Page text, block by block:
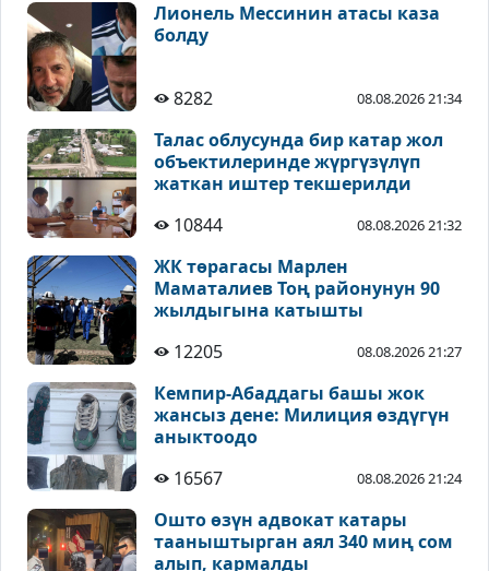
Лионель Мессинин атасы каза
болду
8282 08.08.2026 21:34
Талас облусунда бир катар жол
объектилеринде жүргүзүлүп
жаткан иштер текшерилди
10844
08.08.2026 21:32
ЖК төрагасы Марлен
Маматалиев Тоң районунун 90
жылдыгына катышты
12205
08.08.2026 21:27
Кемпир-Абаддагы башы жок
жансыз дене: Милиция өздүгүн
аныктоодо
16567
08.08.2026 21:24
Ошто өзүн адвокат катары
тааныштырган аял 340 миң сом
алып, кармалды